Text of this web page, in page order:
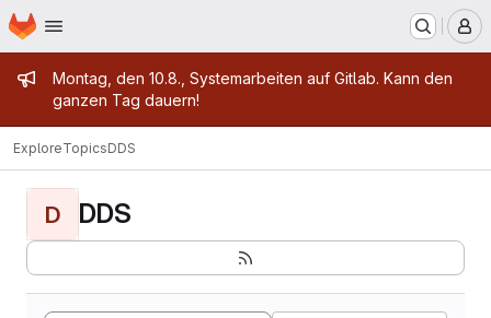
Skip to main content
Homepage
Admin message
Montag, den 10.8., Systemarbeiten auf Gitlab. Kann den
ganzen Tag dauern!
ExploreTopicsDDS
D DDS